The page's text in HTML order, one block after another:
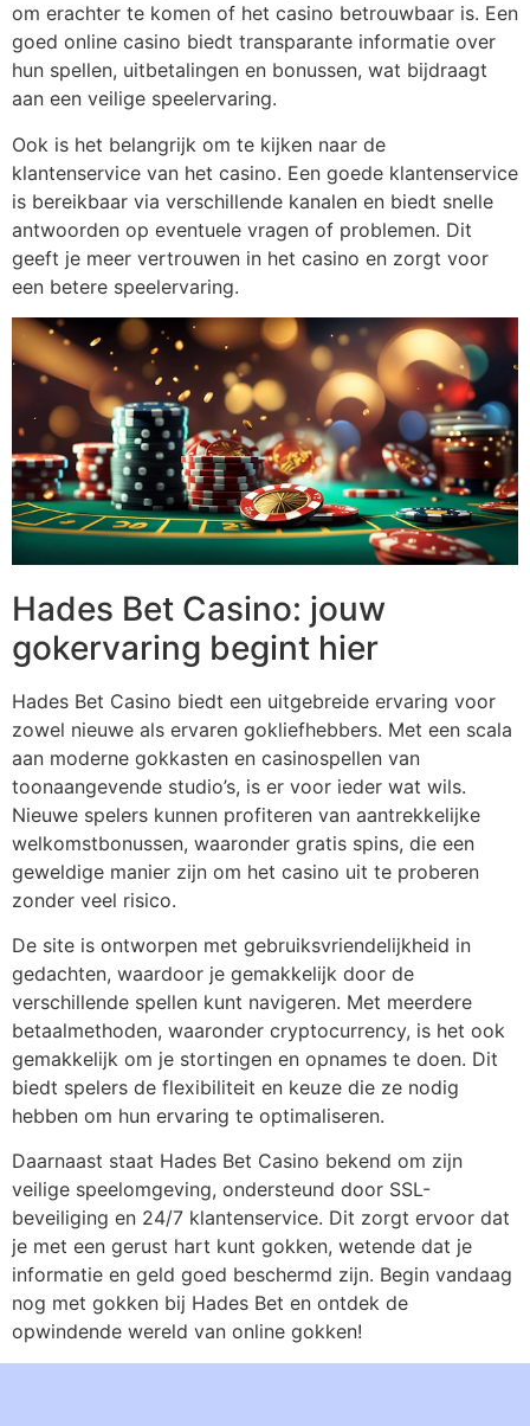
om erachter te komen of het casino betrouwbaar is. Een
goed online casino biedt transparante informatie over
hun spellen, uitbetalingen en bonussen, wat bijdraagt
aan een veilige speelervaring.
Ook is het belangrijk om te kijken naar de
klantenservice van het casino. Een goede klantenservice
is bereikbaar via verschillende kanalen en biedt snelle
antwoorden op eventuele vragen of problemen. Dit
geeft je meer vertrouwen in het casino en zorgt voor
een betere speelervaring.
Hades Bet Casino: jouw
gokervaring begint hier
Hades Bet Casino biedt een uitgebreide ervaring voor
zowel nieuwe als ervaren gokliefhebbers. Met een scala
aan moderne gokkasten en casinospellen van
toonaangevende studio’s, is er voor ieder wat wils.
Nieuwe spelers kunnen profiteren van aantrekkelijke
welkomstbonussen, waaronder gratis spins, die een
geweldige manier zijn om het casino uit te proberen
zonder veel risico.
De site is ontworpen met gebruiksvriendelijkheid in
gedachten, waardoor je gemakkelijk door de
verschillende spellen kunt navigeren. Met meerdere
betaalmethoden, waaronder cryptocurrency, is het ook
gemakkelijk om je stortingen en opnames te doen. Dit
biedt spelers de flexibiliteit en keuze die ze nodig
hebben om hun ervaring te optimaliseren.
Daarnaast staat Hades Bet Casino bekend om zijn
veilige speelomgeving, ondersteund door SSL-
beveiliging en 24/7 klantenservice. Dit zorgt ervoor dat
je met een gerust hart kunt gokken, wetende dat je
informatie en geld goed beschermd zijn. Begin vandaag
nog met gokken bij Hades Bet en ontdek de
opwindende wereld van online gokken!